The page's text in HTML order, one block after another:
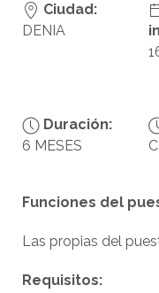
Ciudad:
DENIA
Duración:
6 MESES
Funciones del
Las propias del
Requisitos: